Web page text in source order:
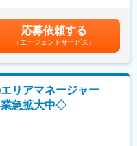
対応と調理
半店舗にての研修を実施。調
礎から学んでいただきます。
光熱費負担なし）をご利用い
中できる環境で店長・マネー
以下業務に従事頂きます。
舗（イメージ5～7店舗）の管
お任せ
万円＋インセンティブ＋諸手
ー／月給39万8000円＋インセ
目安の金額であり、選考を通
給(月額)は固定手当を含めた表
応募依頼する
（エージェントサービス）
リアマネージャー
急拡大中◇